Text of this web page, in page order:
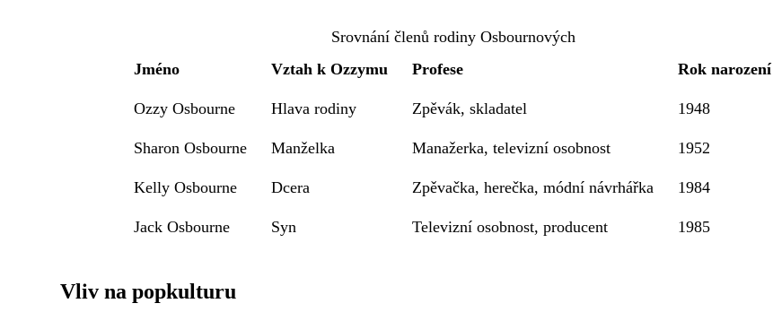
Srovnání členů rodiny Osbournových
Jméno
Vztah k Ozzymu Profese Rok narození
Ozzy Osbourne Hlava rodiny Zpěvák, skladatel 1948
Sharon Osbourne Manželka Manažerka, televizní osobnost 1952
Kelly Osbourne Dcera Zpěvačka, herečka, módní návrhářka 1984
Jack Osbourne Syn Televizní osobnost, producent 1985
Vliv na popkulturu